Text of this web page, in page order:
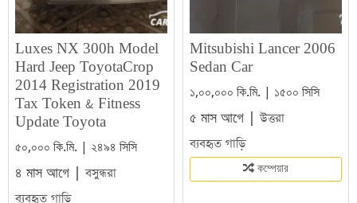
Luxes NX 300h Model
Hard Jeep ToyotaCrop
2014 Registration 2019
Tax Token & Fitness
Update Toyota
৫০,০০০ কি.মি. | ২৪৯৪ সিসি
৪ মাস আগে |বসুন্ধরা
ব্যবহৃত গাড়ি
Mitsubishi Lancer 2006
Sedan Car
১,০০,০০০ কি.মি. | ১৫০০ সিসি
৫ মাস আগে |উত্তরা
ব্যবহৃত গাড়ি
কম্পেয়ার